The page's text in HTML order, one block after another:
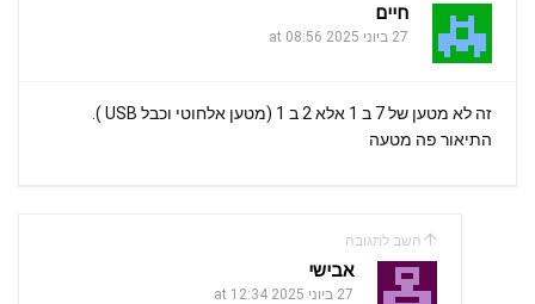
חיים
27 ביוני 2025 at 08:56
זה לא מטען של 7 ב 1 אלא 2 ב 1 (מטען אלחוטי וכבל USB ).
התיאור פה מטעה
השב לתגובה
אבישי
27 ביוני 2025 at 12:34